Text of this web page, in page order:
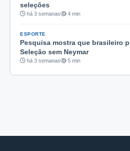
seleções
há 3 semanas 4 min
ESPORTE
Pesquisa mostra que brasileiro
Seleção sem Neymar
há 3 semanas 5 min